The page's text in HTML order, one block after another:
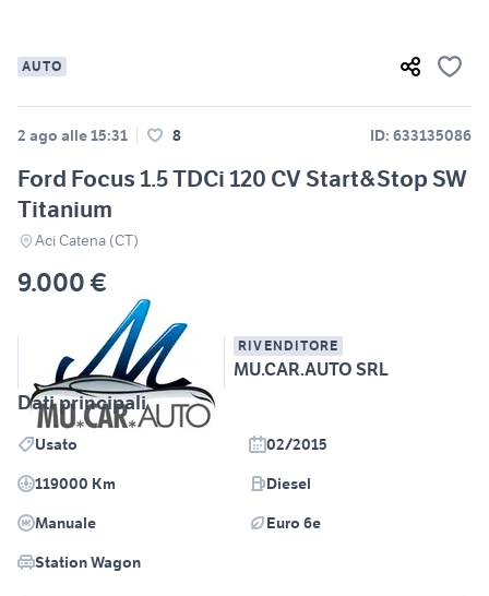
AUTO
2 ago alle 15:31 8 ID: 633135086
Ford Focus 1.5 TDCi 120 CV Start&Stop SW
Titanium
Aci Catena (CT)
9.000 €
RIVENDITORE
MU.CAR.AUTO SRL
Dati principali
Usato
02/2015
119000 Km
Diesel
Manuale
Euro 6e
Station Wagon